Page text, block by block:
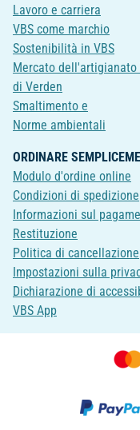
Lavoro e carriera
VBS come marchio
Sostenibilità in VBS
Mercato dell'artigianato
di Verden
Smaltimento e
Norme ambientali
ORDINARE
Modulo d'ordine online
Condizioni di spedizione
Informazioni sul
Restituzione
Politica di cancellazione
Impostazioni sulla
Dichiarazione di
VBS App